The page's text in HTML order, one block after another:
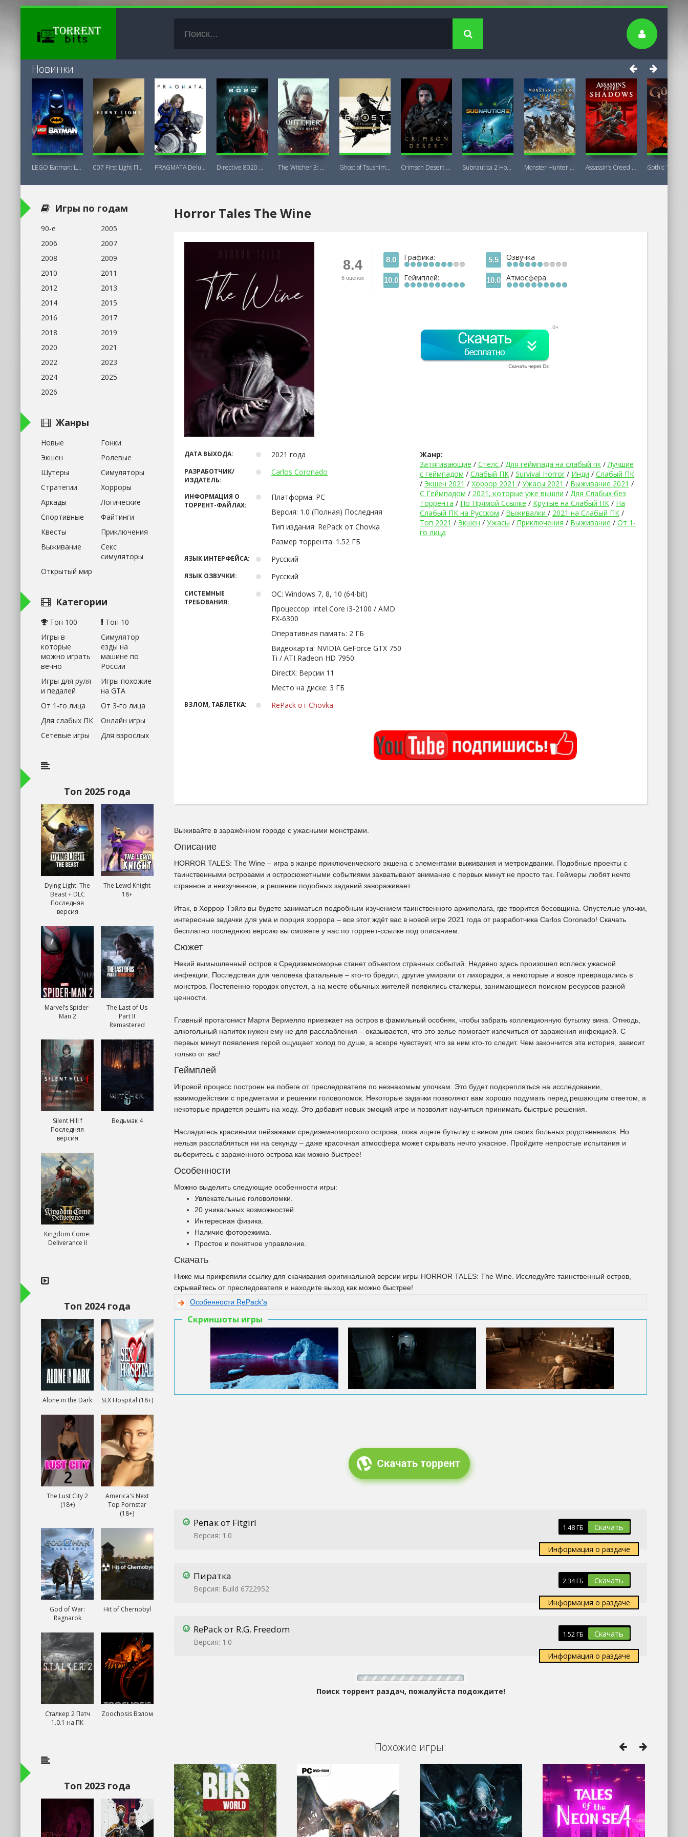
Новинки:
LEGO Batman: Legacy of the Dark Knight 007 First Light Последняя Версия PRAGMATA Deluxe Edition Directive 8020 Digital Deluxe Новая The Witcher 3: Wild Hunt Witcher Online Ghost of Tsushima DIRECTOR'S CUT + DLC Crimson Desert Deluxe Edition Subnautica 2 Новая версия Monster Hunter Wilds Premium Deluxe Assassin’s Creed Shadows Premium Edition
Horror Tales The Wine
8.4
6 оценок
8.0 Графика:
10.0 Геймплей:
5.5 Озвучка
10.0 Атмосфера
ДАТА ВЫХОДА: 2021 года
РАЗРАБОТЧИК/
ИЗДАТЕЛЬ:
Carlos Coronado
ИНФОРМАЦИЯ О
ТОРРЕНТ-ФАЙЛАХ:
Платформа: РС
Версия: 1.0 (Полная) Последняя
Тип издания: RePack от Chovka
Размер торрента: 1.52 ГБ
ЯЗЫК ИНТЕРФЕЙСА: Русский
ЯЗЫК ОЗВУЧКИ: Русский
СИСТЕМНЫЕ
ТРЕБОВАНИЯ:
ОС: Windows 7, 8, 10 (64-bit)
Процессор: Intel Core i3-2100 / AMD
FX-6300
Оперативная память: 2 ГБ
Видеокарта: NVIDIA GeForce GTX 750
Ti / ATI Radeon HD 7950
DirectX: Версии 11
Место на диске: 3 ГБ
ВЗЛОМ, ТАБЛЕТКА: RePack от Chovka
Жанр:
Затягивающие / Стелс / Для геймпада на слабый пк/Лучшие
с геймпадом / Слабый ПК/ Survival Horror/ Инди / Слабый ПК
/ Экшен 2021 / Хоррор 2021 / Ужасы 2021 / Выживание 2021 /
С Геймпадом / 2021, которые уже вышли / Для Слабых без
Торрента / По Прямой Ссылке / Крутые на Слабый ПК/ На
Слабый ПК на Русском / Выживалки / 2021 на Слабый ПК/
Топ 2021 / Экшен / Ужасы / Приключения / Выживание / От 1-
го лица
Выживайте в заражённом городе с ужасными монстрами.
Описание
HORROR TALES: The Wine – игра в жанре приключенческого экшена с элементами выживания и метроидвании. Подобные проекты с
таинственными островами и остросюжетными событиями захватывают внимание с первых минут не просто так. Геймеры любят нечто
странное и неизученное, а решение подобных заданий завораживает.
Итак, в Хоррор Тэйлз вы будете заниматься подробным изучением таинственного архипелага, где творится бесовщина. Опустелые улочки,
интересные задачки для ума и порция хоррора – все этот ждёт вас в новой игре 2021 года от разработчика Carlos Coronado! Скачать
бесплатно последнюю версию вы сможете у нас по торрент-ссылке под описанием.
Сюжет
Некий вымышленный остров в Средиземноморье станет объектом странных событий. Недавно здесь произошел всплеск ужасной
инфекции. Последствия для человека фатальные – кто-то бредил, другие умирали от лихорадки, а некоторые и вовсе превращались в
монстров. Постепенно городок опустел, а на месте обычных жителей появились сталкеры, занимающиеся поиском ресурсов разной
ценности.
Главный протагонист Марти Вермелло приезжает на остров в фамильный особняк, чтобы забрать коллекционную бутылку вина. Отнюдь,
алкогольный напиток нужен ему не для расслабления – оказывается, что это зелье помогает излечиться от заражения инфекцией. С
первых минут появления герой ощущает холод по душе, а вскоре чувствует, что за ним кто-то следит. Чем закончится эта история, зависит
только от вас!
Геймплей
Игровой процесс построен на побеге от преследователя по незнакомым улочкам. Это будет подкрепляться на исследовании,
взаимодействии с предметами и решении головоломок. Некоторые задачки позволяют вам хорошо подумать перед решающим ответом, а
некоторые придется решить на ходу. Это добавит новых эмоций игре и позволит научиться принимать быстрые решения.
Насладитесь красивыми пейзажами средиземноморского острова, пока ищете бутылку с вином для своих больных родственников. Но
нельзя расслабляться ни на секунду – даже красочная атмосфера может скрывать нечто ужасное. Пройдите непростые испытания и
выберитесь с зараженного острова как можно быстрее!
Особенности
Можно выделить следующие особенности игры:
Увлекательные головоломки.
20 уникальных возможностей.
Интересная физика.
Наличие фоторежима.
Простое и понятное управление.
Скачать
Ниже мы прикрепили ссылку для скачивания оригинальной версии игры HORROR TALES: The Wine. Исследуйте таинственный остров,
скрывайтесь от преследователя и находите выход как можно быстрее!
Особенности RePack'а
Скриншоты игры
Репак от Fitgirl 1.48 ГБ Скачать
Версия: 1.0
Информация о раздаче
Пиратка 2.34 ГБ Скачать
Версия: Build 6722952
Информация о раздаче
RePack от R.G. Freedom 1.52 ГБ Скачать
Версия: 1.0
Информация о раздаче
Поиск торрент раздач, пожалуйста подождите!
Похожие игры:
Игры по годам
90-е
2005
2006
2007
2008
2009
2010
2011
2012
2013
2014
2015
2016
2017
2018
2019
2020
2021
2022
2023
2024
2025
2026
Жанры
Новые
Гонки
Экшен
Ролевые
Шутеры
Симуляторы
Стратегии
Хорроры
Аркады
Логические
Спортивные
Файтинги
Квесты
Приключения
Выживание
Секс
симуляторы
Открытый мир
Категории
Топ 100
Топ 10
Игры в
которые
можно играть
вечно
Симулятор
езды на
машине по
России
Игры для руля
и педалей
Игры похожие
на GTA
От 1-го лица
От 3-го лица
Для слабых ПК
Онлайн игры
Сетевые игры
Для взрослых
Топ 2025 года
Dying Light: The
Beast + DLC
Последняя
версия
The Lewd Knight
18+
Marvel’s Spider-
Man 2
The Last of Us
Part II
Remastered
Silent Hill f
Последняя
версия
Ведьмак 4
Kingdom Come:
Deliverance II
Топ 2024 года
Alone in the Dark SEX Hospital (18+)
The Lust City 2
(18+)
America's Next
Top Pornstar
(18+)
God of War:
Ragnarok
Hit of Chernobyl
Сталкер 2 Патч
1.0.1 на ПК
Zoochosis Взлом
Топ 2023 года